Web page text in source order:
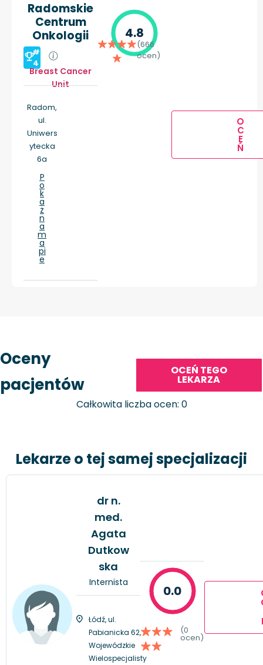
Radomskie
Centrum
Onkologii
#
4
Breast Cancer
Unit
Radom,
ul.
Uniwers
ytecka
6a
P
o
k
a
ż
n
a
m
a
pi
e
4.8
(666
ocen)
O
C
E
Ń
Oceny
pacjentów
OCEŃ TEGO
LEKARZA
Całkowita liczba ocen: 0
Lekarze o tej samej specjalizacji
dr n.
med.
Agata
Dutkow
ska
Internista
Łódź, ul.
Pabianicka 62,
Wojewódzkie
Wielospecjalisty
0.0
(0
ocen)